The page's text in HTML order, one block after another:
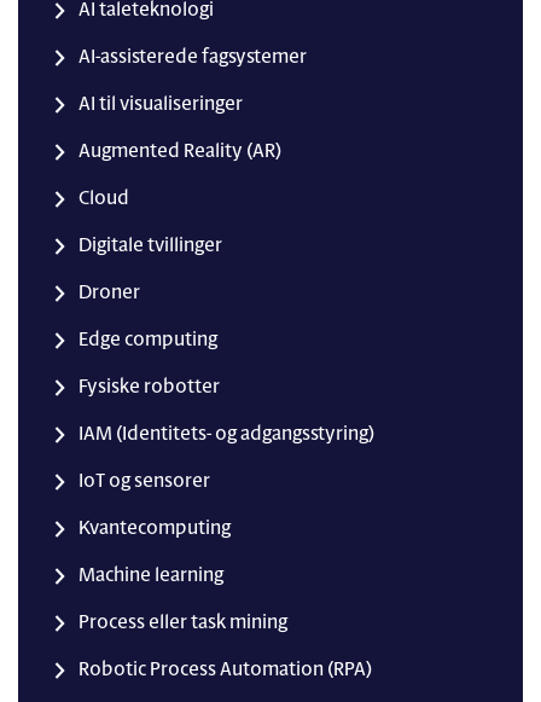
AI taleteknologi
AI-assisterede fagsystemer
AI til visualiseringer
Augmented Reality (AR)
Cloud
Digitale tvillinger
Droner
Edge computing
Fysiske robotter
IAM (Identitets- og adgangsstyring)
IoT og sensorer
Kvantecomputing
Machine learning
Process eller task mining
Robotic Process Automation (RPA)